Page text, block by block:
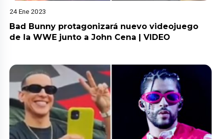
24 Ene 2023
Bad Bunny protagonizará nuevo videojuego
de la WWE junto a John Cena | VIDEO